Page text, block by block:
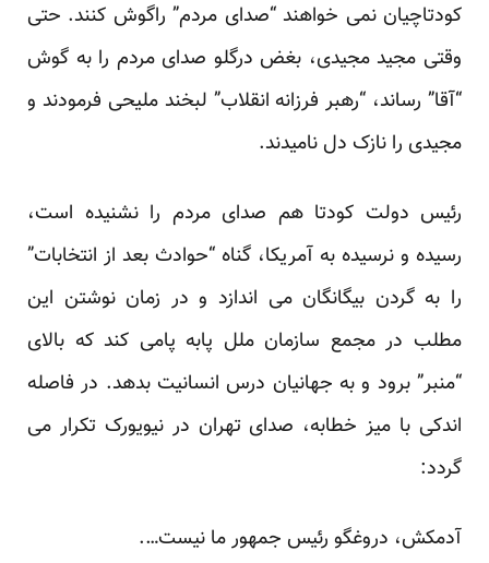
کودتاچیان نمی خواهند “صدای مردم” راگوش کنند. حتی
وقتی مجید مجیدی، بغض درگلو صدای مردم را به گوش
“آقا” رساند، “رهبر فرزانه انقلاب” لبخند ملیحی فرمودند و
مجیدی را نازک دل نامیدند.
رئیس دولت کودتا هم صدای مردم را نشنیده است،
رسیده و نرسیده به آمریکا، گناه “حوادث بعد از انتخابات”
را به گردن بیگانگان می اندازد و در زمان نوشتن این
مطلب در مجمع سازمان ملل پابه پامی کند که بالای
“منبر” برود و به جهانیان درس انسانیت بدهد. در فاصله
اندکی با میز خطابه، صدای تهران در نیویورک تکرار می
گردد:
آدمکش، دروغگو رئیس جمهور ما نیست….